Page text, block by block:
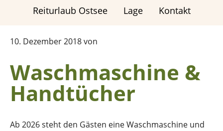
Reiturlaub Ostsee Lage Kontakt
10. Dezember 2018von
Waschmaschine &
Handtücher
Ab 2026 steht den Gästen eine Waschmaschine und